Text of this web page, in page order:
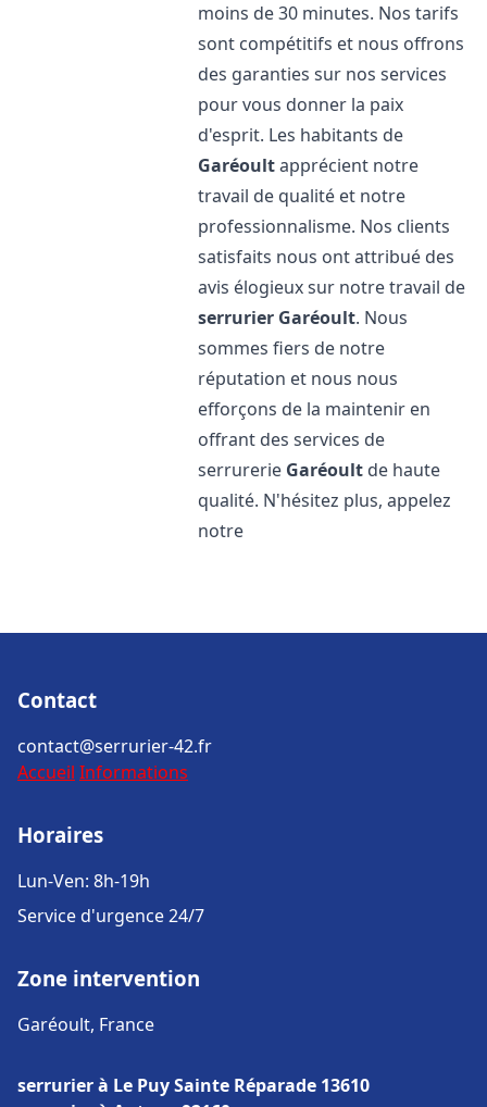
moins de 30 minutes. Nos tarifs
sont compétitifs et nous offrons
des garanties sur nos services
pour vous donner la paix
d'esprit. Les habitants de
Garéoultapprécient notre
travail de qualité et notre
professionnalisme. Nos clients
satisfaits nous ont attribué des
avis élogieux sur notre travail de
serrurier Garéoult. Nous
sommes fiers de notre
réputation et nous nous
efforçons de la maintenir en
offrant des services de
serrurerie Garéoult de haute
qualité. N'hésitez plus, appelez
notre
Contact
contact@serrurier-42.fr
Accueil Informations
Horaires
Lun-Ven: 8h-19h
Service d'urgence 24/7
Zone intervention
Garéoult, France
serrurier à Le Puy Sainte Réparade 13610